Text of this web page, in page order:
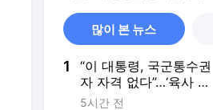
많이 본 뉴스
1
“이 대통령, 국군통수권
자 자격 없다”…‘육사 쿠
데타’ 언급에 야권 맹공
5시간 전